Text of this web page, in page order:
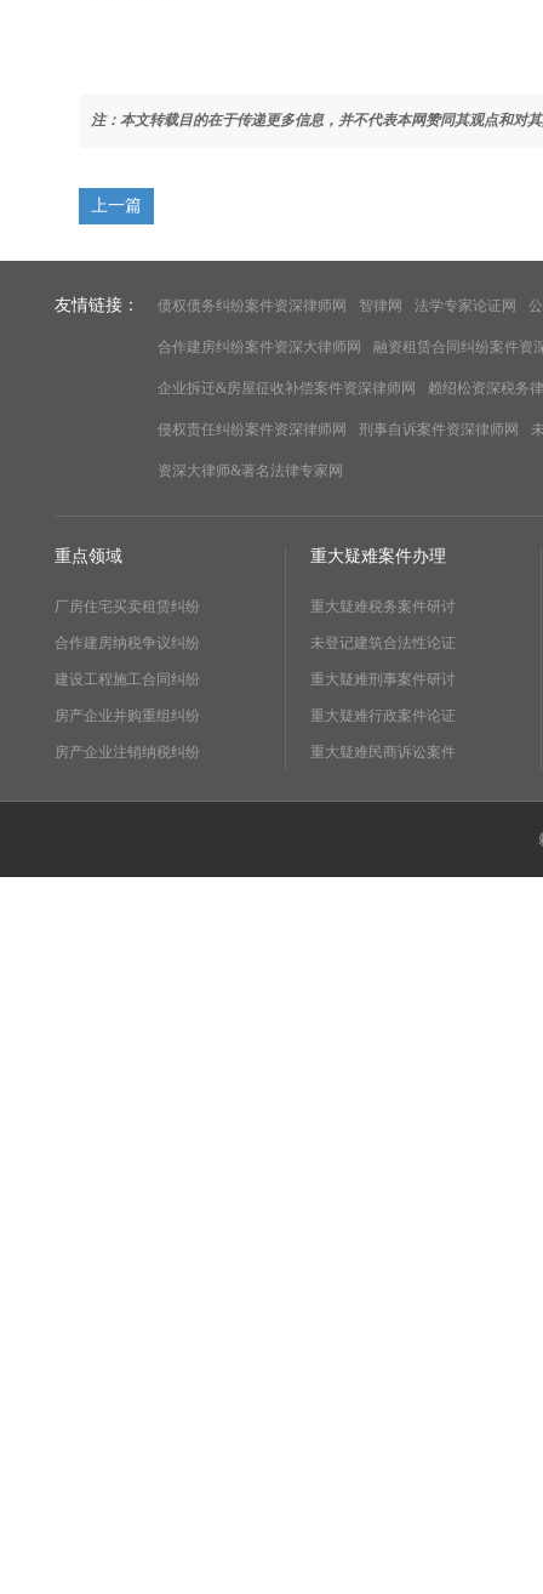
注：本文转载目的在于传递更多信息，并不代表本网赞同其观点和对
上一篇
友情链接： 债权债务纠纷案件资深律师网 智律网 法学专家论证网
合作建房纠纷案件资深大律师网 融资租赁合同纠纷案件资
企业拆迁&房屋征收补偿案件资深律师网 赖绍松资深税务
侵权责任纠纷案件资深律师网 刑事自诉案件资深律师网
资深大律师&著名法律专家网
重点领域
厂房住宅买卖租赁纠纷
合作建房纳税争议纠纷
建设工程施工合同纠纷
房产企业并购重组纠纷
房产企业注销纳税纠纷
重大疑难案件办理
重大疑难税务案件研讨
未登记建筑合法性论证
重大疑难刑事案件研讨
重大疑难行政案件论证
重大疑难民商诉讼案件